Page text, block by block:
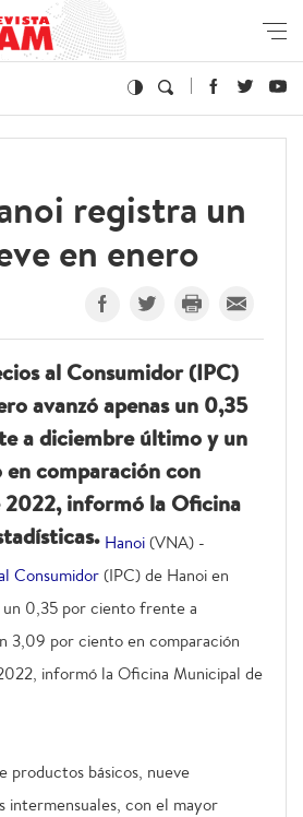
registra un
en enero
al Consumidor (IPC)
avanzó apenas un 0,35
a diciembre último y un
comparación con
2022, informó la Oficina
Hanoi(VNA) -
Consumidor(IPC) de Hanoi en
un 0,35 por ciento frente a
3,09 por ciento en comparación
informó la Oficina Municipal de
productos básicos, nueve
intermensuales, con el mayor